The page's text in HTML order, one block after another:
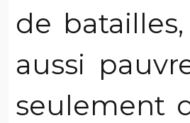
de
aussi
seulement